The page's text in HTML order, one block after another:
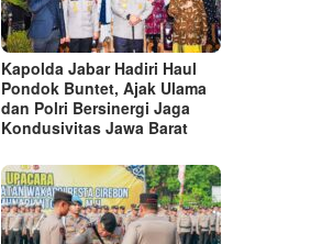
Kapolda Jabar Hadiri Haul
Pondok Buntet, Ajak Ulama
dan Polri Bersinergi Jaga
Kondusivitas Jawa Barat